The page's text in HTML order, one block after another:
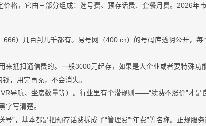
格，它由三部分组成：选号费、预存话费、套餐月费。2026年
）几百到几千都有。易号网（400.cn）的号码库透明公开，每
来抵扣通信费的。一般3000元起存，如果是大企业或者要特殊功
，用完再充，不会消失。
导航、坐席数量等）。行业里有个潜规则——“续费不涨价”才是
字写清楚。
”，基本都是把预存话费拆成了“管理费”“年费”等名称。正规服